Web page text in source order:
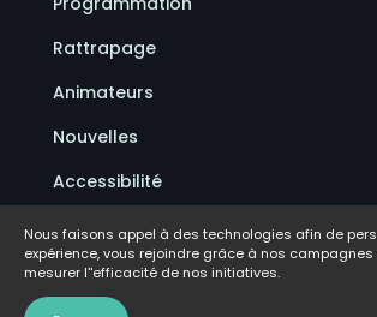
Rattrapage
Animateurs
Nouvelles
Accessibilité
Politique de confidentialité
Conditions d'utilisation
Nous faisons appel à des technologies afin de
expérience, vous rejoindre grâce à nos
mesurer l''efficacité de nos initiatives.